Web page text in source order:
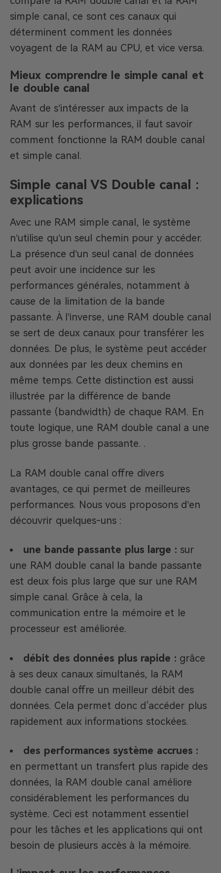
simple canal, ce sont ces canaux qui
déterminent comment les données
voyagent de la RAM au CPU, et vice versa.
Mieux comprendre le simple canal et
le double canal
Avant de s’intéresser aux impacts de la
RAM sur les performances, il faut savoir
comment fonctionne la RAM double canal
et simple canal.
Simple canal VS Double canal :
explications
Avec une RAM simple canal, le système
n’utilise qu’un seul chemin pour y accéder.
La présence d’un seul canal de données
peut avoir une incidence sur les
performances générales, notamment à
cause de la limitation de la bande
passante. À l’inverse, une RAM double canal
se sert de deux canaux pour transférer les
données. De plus, le système peut accéder
aux données par les deux chemins en
même temps. Cette distinction est aussi
illustrée par la différence de bande
passante (bandwidth) de chaque RAM. En
toute logique, une RAM double canal a une
plus grosse bande passante. .
La RAM double canal offre divers
avantages, ce qui permet de meilleures
performances. Nous vous proposons d’en
découvrir quelques-uns :
une bande passante plus large : sur
une RAM double canal la bande passante
est deux fois plus large que sur une RAM
simple canal. Grâce à cela, la
communication entre la mémoire et le
processeur est améliorée.
débit des données plus rapide : grâce
à ses deux canaux simultanés, la RAM
double canal offre un meilleur débit des
données. Cela permet donc d’accéder plus
rapidement aux informations stockées.
des performances système accrues :
en permettant un transfert plus rapide des
données, la RAM double canal améliore
considérablement les performances du
système. Ceci est notamment essentiel
pour les tâches et les applications qui ont
besoin de plusieurs accès à la mémoire.